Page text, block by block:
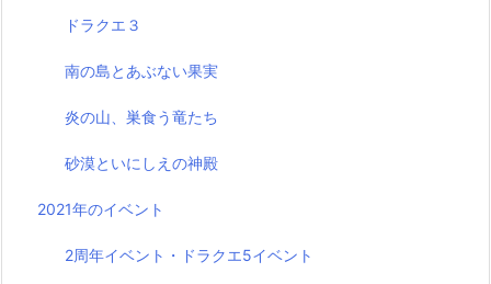
ドラクエ３
南の島とあぶない果実
炎の山、巣食う竜たち
砂漠といにしえの神殿
2021年のイベント
2周年イベント・ドラクエ5イベント